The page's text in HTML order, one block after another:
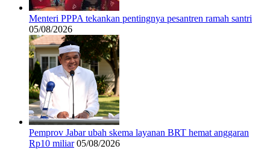
Menteri PPPA tekankan pentingnya pesantren ramah santri
05/08/2026
Pemprov Jabar ubah skema layanan BRT hemat anggaran
Rp10 miliar 05/08/2026